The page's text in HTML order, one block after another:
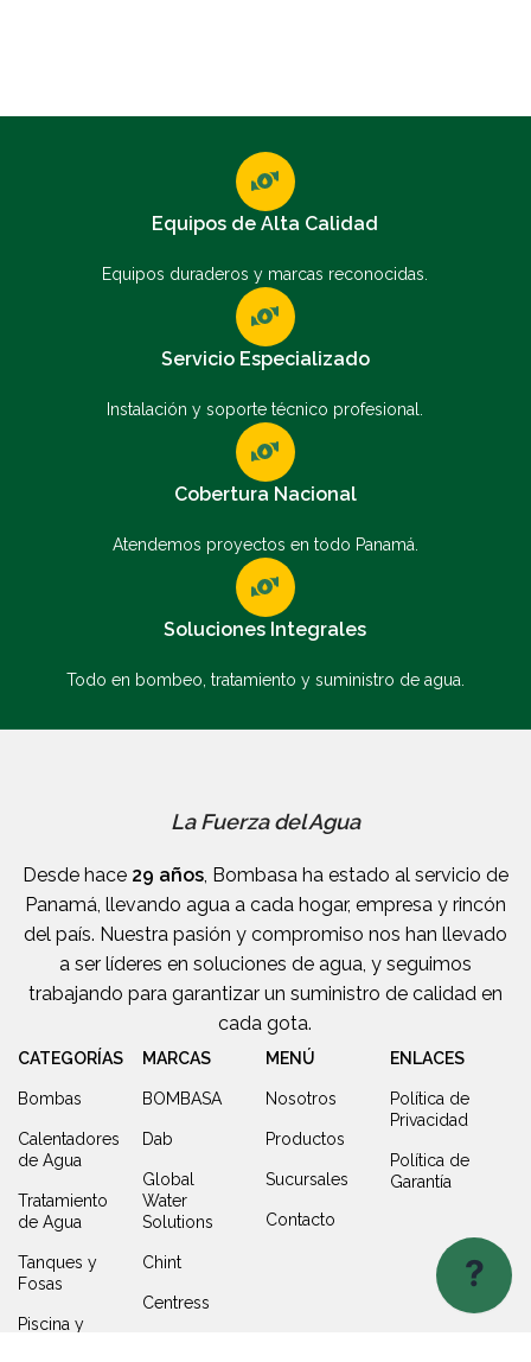
?
Equipos de Alta Calidad
Equipos duraderos y marcas reconocidas.
Servicio Especializado
Instalación y soporte técnico profesional.
Cobertura Nacional
Atendemos proyectos en todo Panamá.
Soluciones Integrales
Todo en bombeo, tratamiento y suministro de agua.
La Fuerza del Agua
Desde hace 29 años, Bombasa ha estado al servicio de
Panamá, llevando agua a cada hogar, empresa y rincón
del país. Nuestra pasión y compromiso nos han llevado
a ser líderes en soluciones de agua, y seguimos
trabajando para garantizar un suministro de calidad en
cada gota.
CATEGORÍAS
Bombas
Calentadores
de Agua
Tratamiento
de Agua
Tanques y
Fosas
Piscina y
MARCAS
BOMBASA
Dab
Global
Water
Solutions
Chint
Centress
MENÚ
Nosotros
Productos
Sucursales
Contacto
ENLACES
Política de
Privacidad
Política de
Garantía